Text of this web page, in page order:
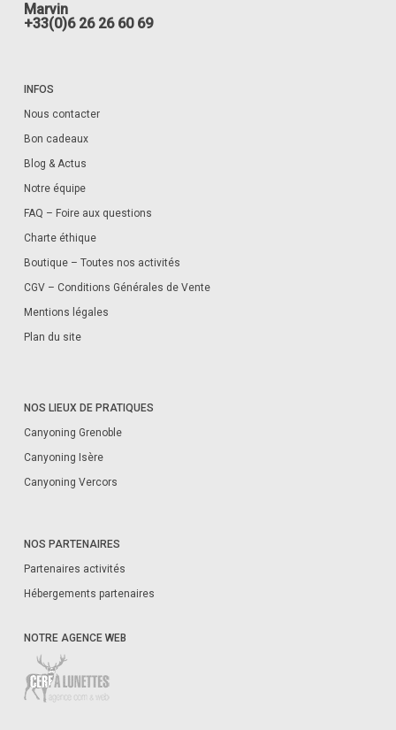
Marvin
+33(0)6 26 26 60 69
INFOS
Nous contacter
Bon cadeaux
Blog & Actus
Notre équipe
FAQ – Foire aux questions
Charte éthique
Boutique – Toutes nos activités
CGV – Conditions Générales de Vente
Mentions légales
Plan du site
NOS LIEUX DE PRATIQUES
Canyoning Grenoble
Canyoning Isère
Canyoning Vercors
NOS PARTENAIRES
Partenaires activités
Hébergements partenaires
NOTRE AGENCE WEB